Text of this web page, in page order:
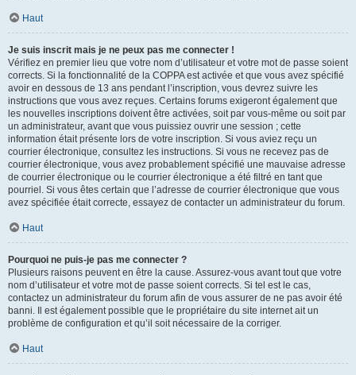
Haut
Je suis inscrit mais je ne peux pas me connecter !
Vérifiez en premier lieu que votre nom d’utilisateur et votre mot de passe soient
corrects. Si la fonctionnalité de la COPPA est activée et que vous avez spécifié
avoir en dessous de 13 ans pendant l’inscription, vous devrez suivre les
instructions que vous avez reçues. Certains forums exigeront également que
les nouvelles inscriptions doivent être activées, soit par vous-même ou soit par
un administrateur, avant que vous puissiez ouvrir une session ; cette
information était présente lors de votre inscription. Si vous aviez reçu un
courrier électronique, consultez les instructions. Si vous ne recevez pas de
courrier électronique, vous avez probablement spécifié une mauvaise adresse
de courrier électronique ou le courrier électronique a été filtré en tant que
pourriel. Si vous êtes certain que l’adresse de courrier électronique que vous
avez spécifiée était correcte, essayez de contacter un administrateur du forum.
Haut
Pourquoi ne puis-je pas me connecter ?
Plusieurs raisons peuvent en être la cause. Assurez-vous avant tout que votre
nom d’utilisateur et votre mot de passe soient corrects. Si tel est le cas,
contactez un administrateur du forum afin de vous assurer de ne pas avoir été
banni. Il est également possible que le propriétaire du site internet ait un
problème de configuration et qu’il soit nécessaire de la corriger.
Haut